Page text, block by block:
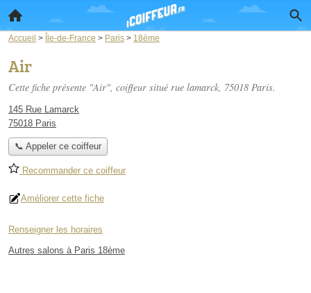
Accueil > Île-de-France > Paris > 18ème
Air
Cette fiche présente "Air", coiffeur situé rue lamarck, 75018 Paris.
145 Rue Lamarck
75018 Paris
📞 Appeler ce coiffeur
Recommander ce coiffeur
Améliorer cette fiche
Renseigner les horaires
Autres salons à Paris 18ème